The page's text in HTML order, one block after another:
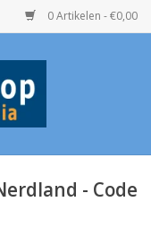
0 Artikelen - €0,00
- Code